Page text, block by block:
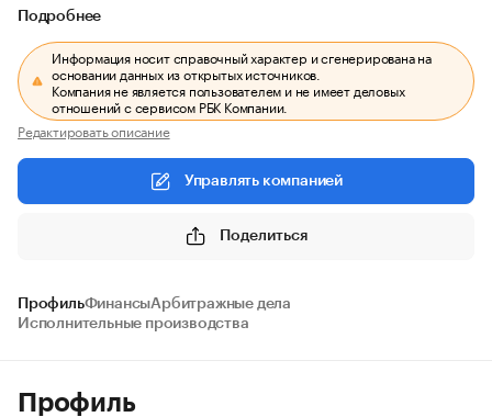
Подробнее
Информация носит справочный характер и сгенерирована на
основании данных из открытых источников.
Компания не является пользователем и не имеет деловых
отношений с сервисом РБК Компании.
Редактировать описание
Управлять компанией
Поделиться
ПрофильФинансыАрбитражные дела
Исполнительные производства
Профиль